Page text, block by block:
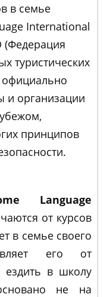
в семье
International
(Федерация
туристических
официально
и организации
принципов
Language
от курсов
в семье своего
его от
ездить в школу
не на